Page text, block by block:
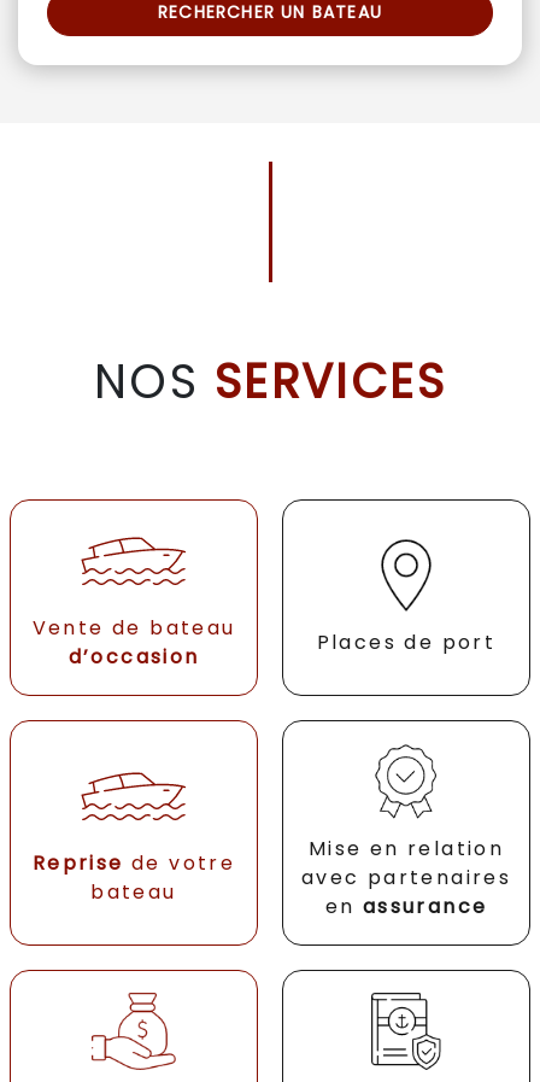
RECHERCHER UN BATEAU
NOS SERVICES
Vente de bateau
d’occasion
Places de port
Reprise de votre
bateau
Mise en relation
avec partenaires
en assurance